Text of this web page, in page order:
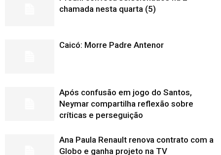
chamada nesta quarta (5)
Caicó: Morre Padre Antenor
Após confusão em jogo do Santos,
Neymar compartilha reflexão sobre
críticas e perseguição
Ana Paula Renault renova contrato com a
Globo e ganha projeto na TV